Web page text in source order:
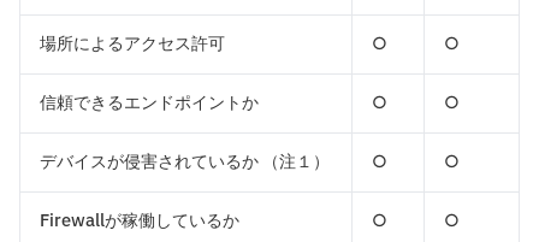
場所によるアクセス許可 ○ ○
信頼できるエンドポイントか ○ ○
デバイスが侵害されているか （注１） ○ ○
Firewallが稼働しているか ○ ○